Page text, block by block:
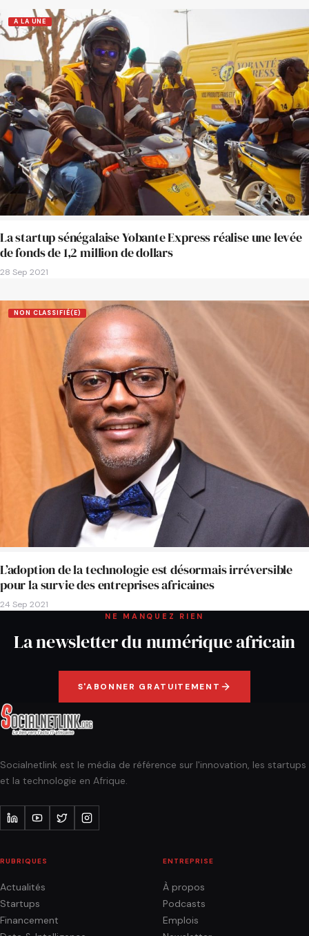
A LA UNE
La startup sénégalaise Yobante Express réalise une levée
de fonds de 1,2 million de dollars
28 Sep 2021
NON CLASSIFIÉ(E)
L’adoption de la technologie est désormais irréversible
pour la survie des entreprises africaines
24 Sep 2021
NE MANQUEZ RIEN
La newsletter du numérique africain
S'ABONNER GRATUITEMENT
Socialnetlink est le média de référence sur l'innovation, les startups
et la technologie en Afrique.
RUBRIQUES
Actualités
Startups
Financement
ENTREPRISE
À propos
Podcasts
Emplois